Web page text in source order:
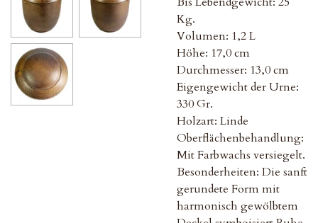
Kg.
Volumen: 1,2 L
Höhe: 17,0 cm
Durchmesser: 13,0 cm
Eigengewicht der Urne:
330 Gr.
Holzart: Linde
Oberflächenbehandlung:
Mit Farbwachs versiegelt.
Besonderheiten: Die sanft
gerundete Form mit
harmonisch gewölbtem